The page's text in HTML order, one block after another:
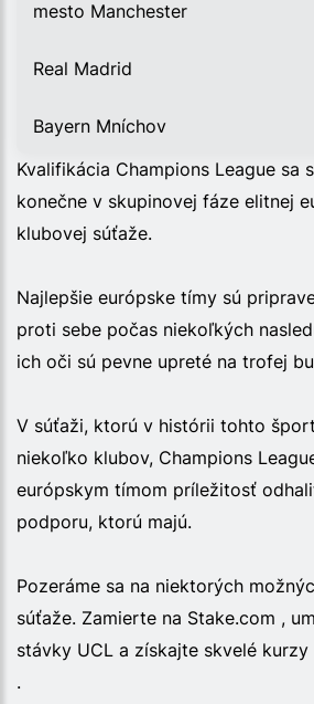
mesto Manchester
Real Madrid
Bayern Mníchov
Kvalifikácia Champions League sa
konečne v skupinovej fáze elitnej
klubovej súťaže.
Najlepšie európske tímy sú
proti sebe počas niekoľkých
ich oči sú pevne upreté na trofej
V súťaži, ktorú v histórii tohto
niekoľko klubov, Champions
európskym tímom príležitosť
podporu, ktorú majú.
Pozeráme sa na niektorých
súťaže. Zamierte na Stake.com ,
stávky UCL a získajte skvelé kurzy
.